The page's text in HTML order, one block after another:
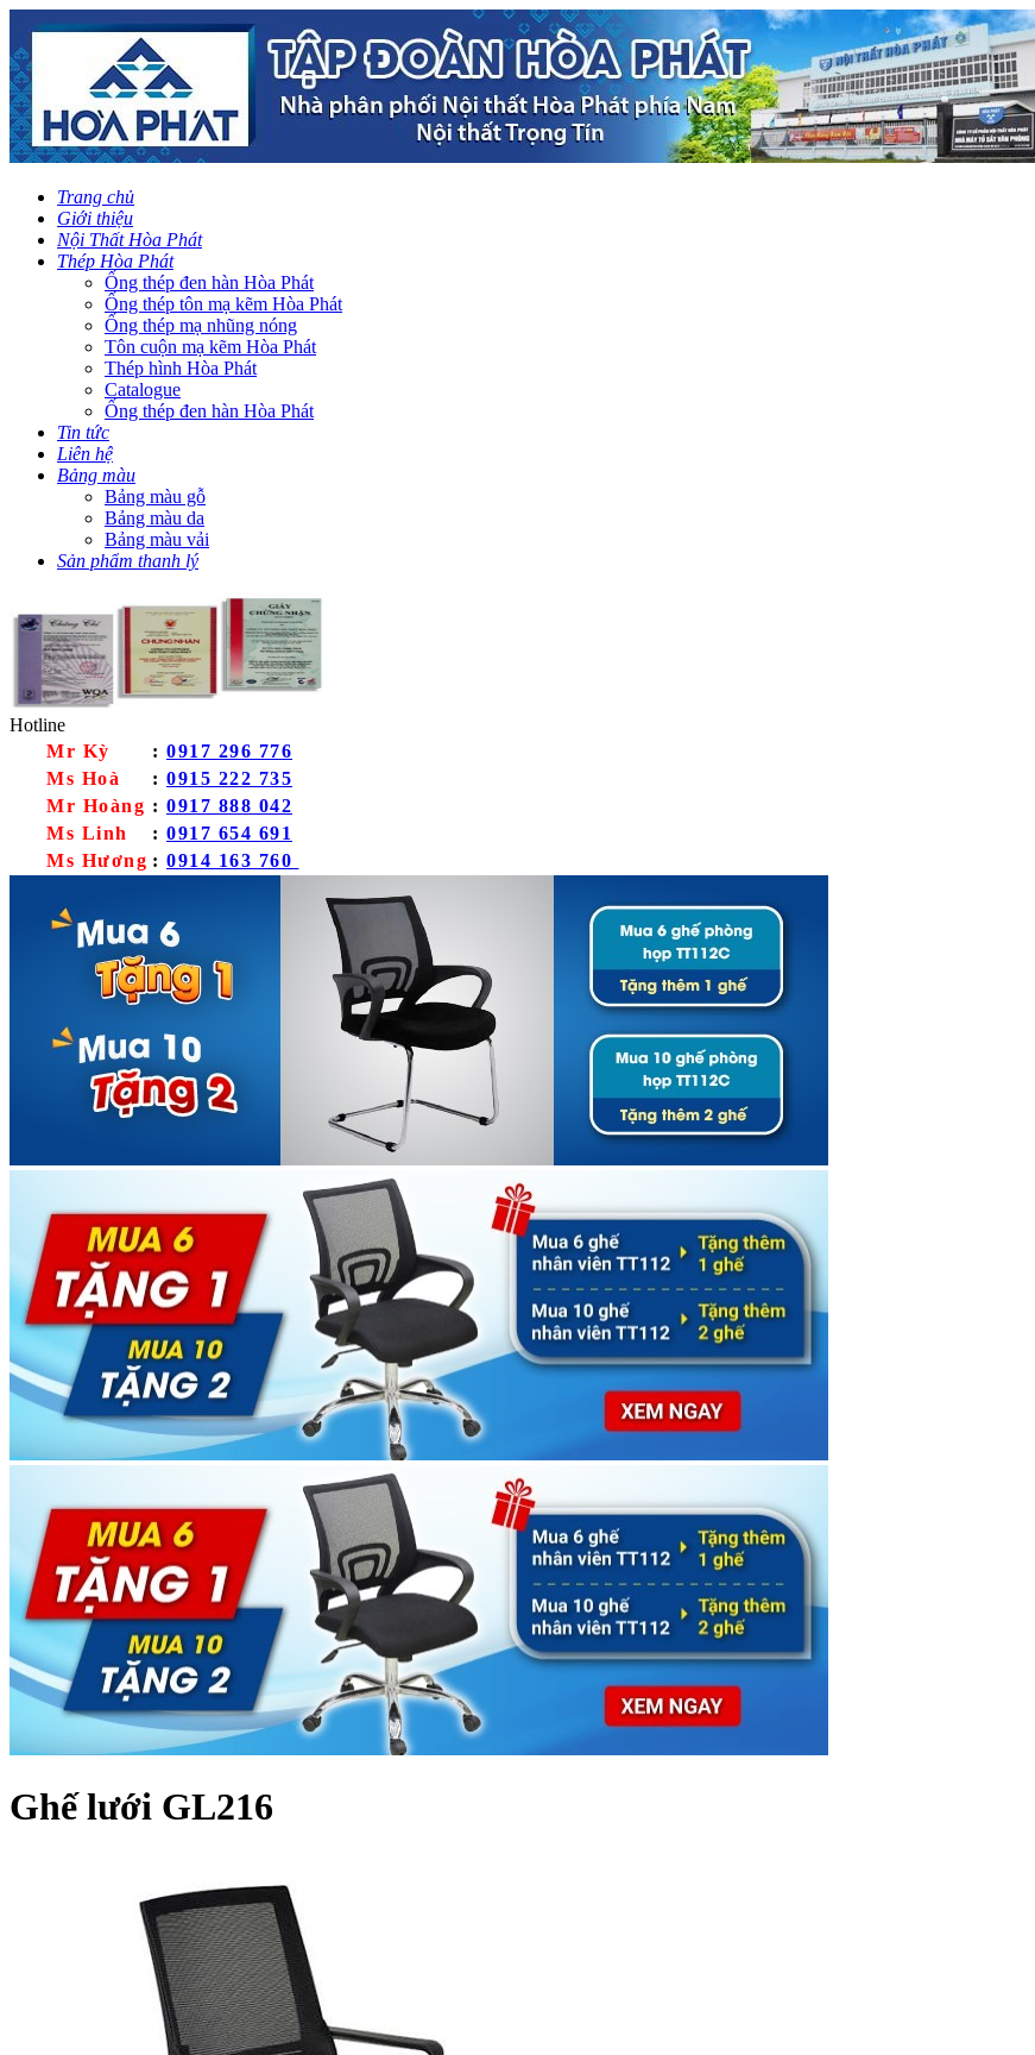
Trang chủ
Giới thiệu
Nội Thất Hòa Phát
Thép Hòa Phát
Ống thép đen hàn Hòa Phát
Ống thép tôn mạ kẽm Hòa Phát
Ống thép mạ nhũng nóng
Tôn cuộn mạ kẽm Hòa Phát
Thép hình Hòa Phát
Catalogue
Ống thép đen hàn Hòa Phát
Tin tức
Liên hệ
Bảng màu
Bảng màu gỗ
Bảng màu da
Bảng màu vải
Sản phẩm thanh lý
Hotline
Mr Kỳ
: 0917 296 776
Ms Hoà
: 0915 222 735
Mr Hoàng : 0917 888 042
Ms Linh
: 0917 654 691
Ms Hương : 0914 163 760
Ghế lưới GL216